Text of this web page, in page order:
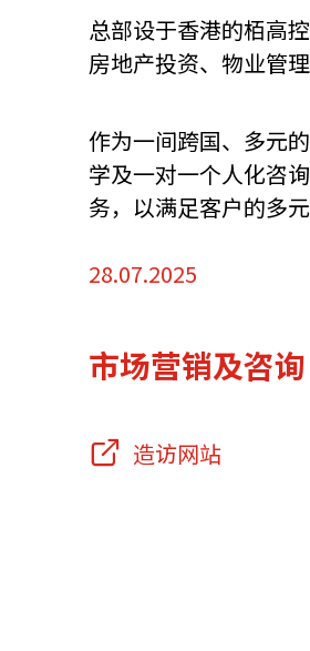
快速链接
资源中心 常
关联网站
香港家族办公室
总部设于香港的栢高
房地产投资、物业管
作为一间跨国、多元
学及一对一个人化咨
务，以满足客户的多元
28.07.2025
市场营销及咨询
造访网站